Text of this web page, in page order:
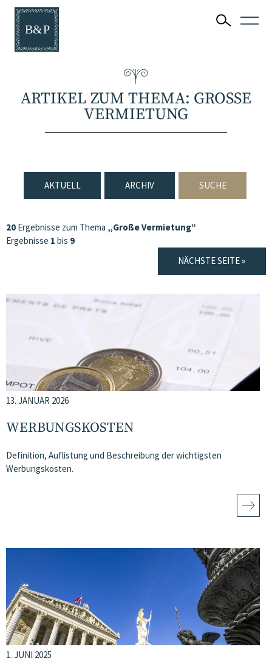
ARTIKEL ZUM THEMA: GROSSE V
ERMIETUNG
AKTUELL ARCHIV SUCHE
20 Ergebnisse zum Thema „Große Vermietung“
Ergebnisse 1 bis 9
NÄCHSTE SEITE »
13. JANUAR 2026
WERBUNGSKOSTEN
Definition, Auflistung und Beschreibung der wichtigsten
Werbungskosten.
1. JUNI 2025